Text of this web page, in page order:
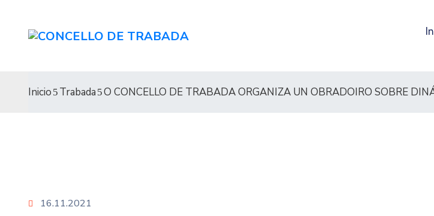
Inicio Trabada O CONCELLO DE TRABADA ORGANIZA UN OBRADOIRO SOBRE
16.11.2021